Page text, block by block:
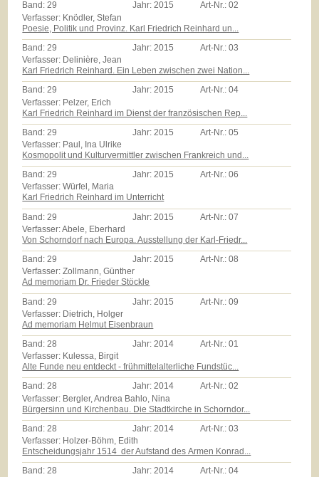
Band:29 Jahr:2015 Art-Nr.:02
Verfasser: Knödler, Stefan
Poesie, Politik und Provinz. Karl Friedrich Reinhard un...
Band:29 Jahr:2015 Art-Nr.:03
Verfasser: Delinière, Jean
Karl Friedrich Reinhard. Ein Leben zwischen zwei Nation...
Band:29 Jahr:2015 Art-Nr.:04
Verfasser: Pelzer, Erich
Karl Friedrich Reinhard im Dienst der französischen Rep...
Band: 29 Jahr: 2015 Art-Nr.:05
Verfasser: Paul, Ina Ulrike
Kosmopolit und Kulturvermittler zwischen Frankreich und...
Band:29 Jahr:2015 Art-Nr.:06
Verfasser: Würfel, Maria
Karl Friedrich Reinhard im Unterricht
Band: 29 Jahr: 2015 Art-Nr.:07
Verfasser: Abele, Eberhard
Von Schorndorf nach Europa. Ausstellung der Karl-Friedr...
Band:29 Jahr:2015 Art-Nr.:08
Verfasser: Zollmann, Günther
Ad memoriam Dr. Frieder Stöckle
Band: 29 Jahr: 2015 Art-Nr.:09
Verfasser: Dietrich, Holger
Ad memoriam Helmut Eisenbraun
Band:28 Jahr:2014 Art-Nr.:01
Verfasser: Kulessa, Birgit
Alte Funde neu entdeckt - frühmittelalterliche Fundstüc...
Band:28 Jahr:2014 Art-Nr.:02
Verfasser: Bergler, Andrea Bahlo, Nina
Bürgersinn und Kirchenbau. Die Stadtkirche in Schorndor...
Band:28 Jahr:2014 Art-Nr.:03
Verfasser: Holzer-Böhm, Edith
Entscheidungsjahr 1514  der Aufstand des Armen Konrad...
Band:28 Jahr:2014 Art-Nr.:04